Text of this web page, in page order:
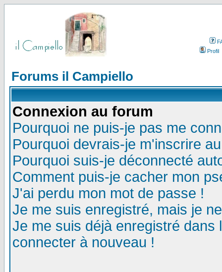
Profil
Forums il Campiello
Connexion au forum
Pourquoi ne puis-je pas me
Pourquoi devrais-je m'inscrire
Pourquoi suis-je déconnecté
Comment puis-je cacher mon
J'ai perdu mon mot de passe !
Je me suis enregistré, mais je
Je me suis déjà enregistré
connecter à nouveau !